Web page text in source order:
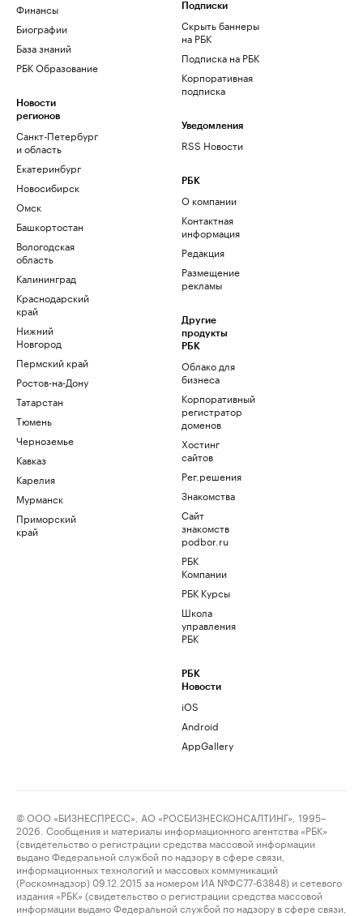
Финансы
Биографии
База знаний
РБК Образование
Новости
регионов
Санкт-Петербург
и область
Екатеринбург
Новосибирск
Омск
Башкортостан
Вологодская
область
Калининград
Краснодарский
край
Нижний
Новгород
Пермский край
Ростов-на-Дону
Татарстан
Тюмень
Черноземье
Кавказ
Карелия
Мурманск
Приморский
край
Подписки
Скрыть баннеры
на РБК
Подписка на РБК
Корпоративная
подписка
Уведомления
RSS Новости
РБК
О компании
Контактная
информация
Редакция
Размещение
рекламы
Другие
продукты
РБК
Облако для
бизнеса
Корпоративный
регистратор
доменов
Хостинг
сайтов
Рег.решения
Знакомства
Сайт
знакомств
podbor.ru
РБК
Компании
РБК Курсы
Школа
управления
РБК
РБК
Новости
iOS
Android
AppGallery
© ООО «БИЗНЕСПРЕСС», АО «РОСБИЗНЕСКОНСАЛТИНГ», 1995–
2026. Сообщения и материалы информационного агентства «РБК»
(свидетельство о регистрации средства массовой информации
выдано Федеральной службой по надзору в сфере связи,
информационных технологий и массовых коммуникаций
(Роскомнадзор) 09.12.2015 за номером ИА №ФС77-63848) и сетевого
издания «РБК» (свидетельство о регистрации средства массовой
информации выдано Федеральной службой по надзору в сфере связи,